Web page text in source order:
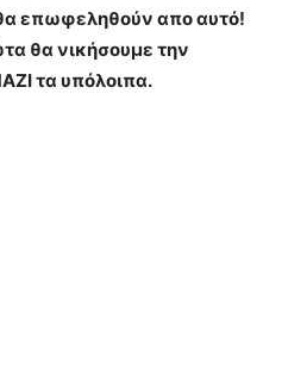
επωφεληθούν απο αυτό!
θα νικήσουμε την
τα υπόλοιπα.